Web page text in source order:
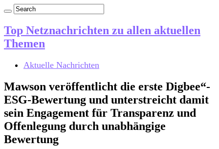
Top Netznachrichten zu allen aktuellen
Themen
Aktuelle Nachrichten
Mawson veröffentlicht die erste Digbee“-
ESG-Bewertung und unterstreicht damit
sein Engagement für Transparenz und
Offenlegung durch unabhängige
Bewertung